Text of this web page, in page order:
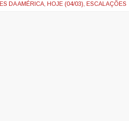
DA AMÉRICA, HOJE (04/03), ESCALAÇÕES